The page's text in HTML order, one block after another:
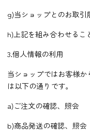
g)当ショップとのお取引
h)上記を組み合わせるこ
3.個人情報の利用
当ショップではお客様
は以下の通りです。
a)ご注文の確認、照会
b)商品発送の確認、照会